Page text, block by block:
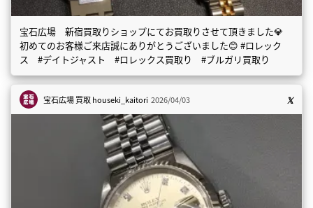
宝石広場 新宿買取りショップにてお買取りさせて頂きました💎
初めてのお客様ご来店誠にありがとうございました😊 #ロレック
ス #デイトジャスト #ロレックス買取り #ブルガリ買取り
宝石広場 買取houseki_kaitori 2026/04/03